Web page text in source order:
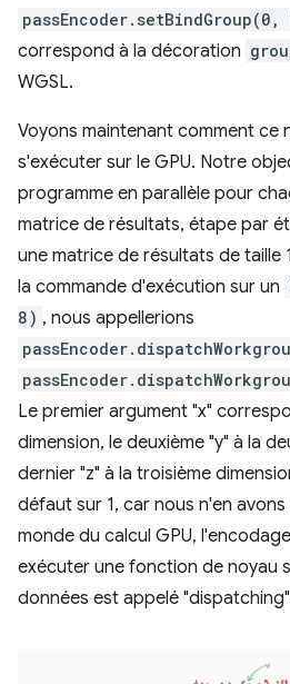
passEncoder.setBindGroup(0,
correspond à la décoration
WGSL.
Voyons maintenant comment ce
s'exécuter sur le GPU. Notre
programme en parallèle pour
matrice de résultats, étape par
une matrice de résultats de taille
la commande d'exécution sur un
8) , nous appellerions
Le premier argument "x"
dimension, le deuxième "y" à la
dernier "z" à la troisième
défaut sur 1, car nous n'en
monde du calcul GPU,
exécuter une fonction de noyau
données est appelé